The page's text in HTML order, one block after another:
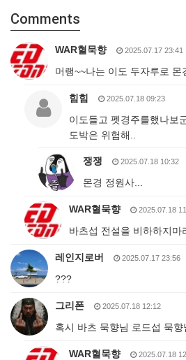
Comments
WAR혈묵향 2025.07.17 23:41
머랭~~나는 이도 두자루로
힘힘 2025.07.18 09:23
이도들고 펫경주를했나보
도박은 위험해..
쟁쟁 2025.07.18 10:32
몬경 정원사...
WAR혈묵향 2025.07.18
바츠섭 전설을 비하하지마
레인지로버 2025.07.17 23:56
???
그리폰 2025.07.18 12:12
혹시 바츠 묵향님 로드섭 묵
WAR혈묵향 2025.07.18